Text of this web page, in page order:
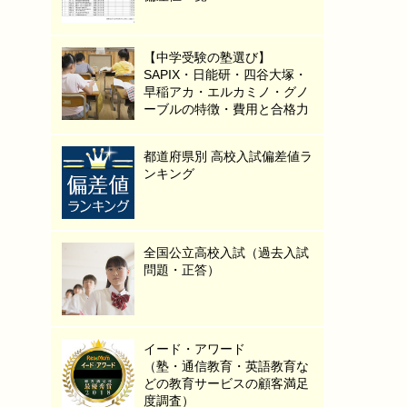
【中学受験の塾選び】
SAPIX・日能研・四谷大塚・
早稲アカ・エルカミノ・グノ
ーブルの特徴・費用と合格力
都道府県別 高校入試偏差値ラ
ンキング
全国公立高校入試（過去入試
問題・正答）
イード・アワード
（塾・通信教育・英語教育な
どの教育サービスの顧客満足
度調査）